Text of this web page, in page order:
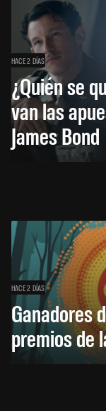
HACE 2 DÍAS
¿Quién se
van las
James Bond
HACE 2 DÍAS
Ganadores
premios de